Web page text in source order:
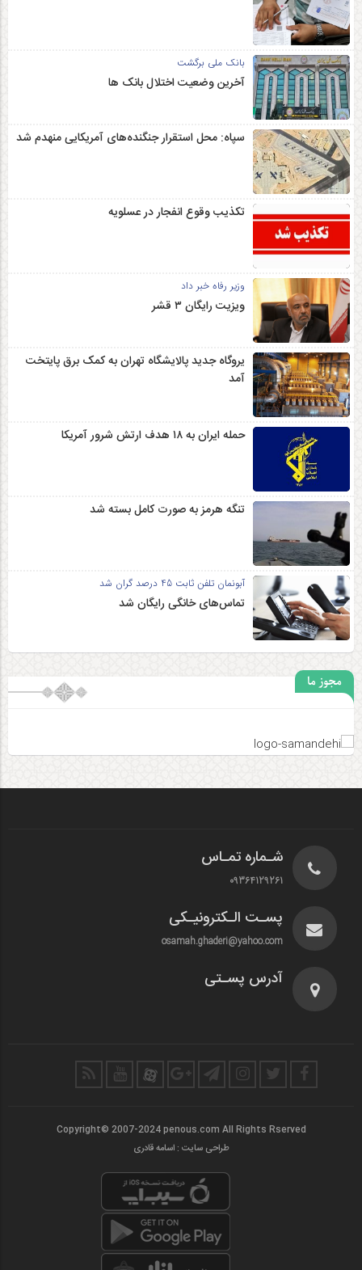
بانک ملی برگشت
آخرین وضعیت اختلال بانک ها
سپاه: محل استقرار جنگنده‌های آمریکایی منهدم شد
تکذیب وقوع انفجار در عسلویه
وزیر رفاه خبر داد
ویزیت رایگان ۳ قشر
یروگاه جدید پالایشگاه تهران به کمک برق پایتخت
آمد
حمله ایران به ۱۸ هدف ارتش شرور آمریکا
تنگه هرمز به صورت کامل بسته شد
آبونمان تلفن ثابت 45 درصد گران شد
تماس‌های خانگی رایگان شد
مجوز ما
شـماره تمـاس
09364129261
پسـت الـکترونیـکی
osamah.ghaderi@yahoo.com
آدرس پسـتی
Copyright© 2007-2024 penous.com All Rights Rserved
طراحی سایت : اسامه قادری